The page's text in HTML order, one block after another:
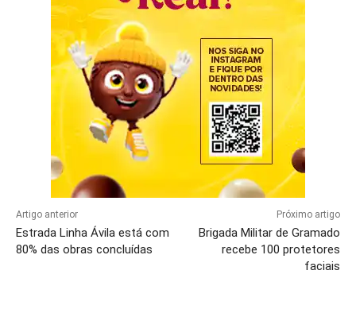
Artigo anterior
Estrada Linha Ávila está com
80% das obras concluídas
Próximo artigo
Brigada Militar de Gramado
recebe 100 protetores
faciais